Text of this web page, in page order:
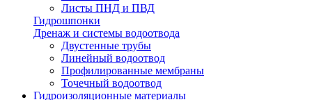
Листы ПНД и ПВД
Гидрошпонки
Дренаж и системы водоотвода
Двустенные трубы
Линейный водоотвод
Профилированные мембраны
Точечный водоотвод
Гидроизоляционные материалы